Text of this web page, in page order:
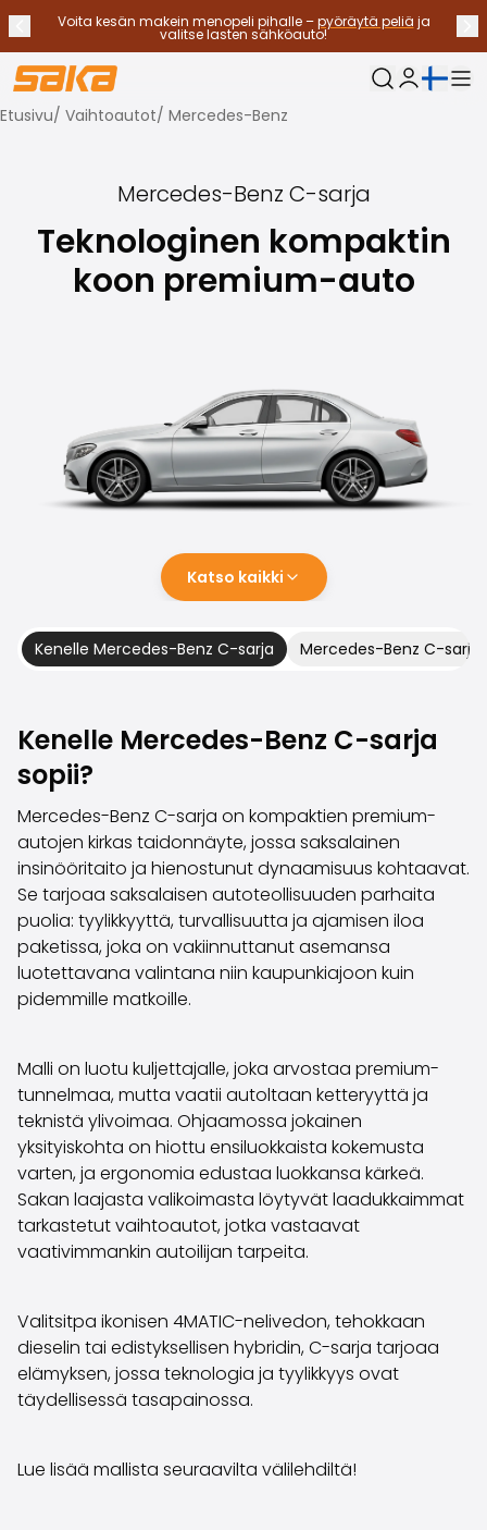
Edellinen ilmoitus
Voita kesän makein menopeli pihalle –pyöräytä peliä ja
valitse lasten sähköauto!
Lopeta ilmoitukset
✕
Oma Saka
Nykyinen
Vaihtoautot
Hybridiautot
Bensiiniautot
Dieselautot
Maasturit ja katumaasturit
Nelivedot
Premium-autot
Perheautot
Farmariautot
Huutokauppa-autot
Edulliset autot
Automerkit
Audi
BMW
Kia
Mercedes-Benz
Polestar
Skoda
Tesla
Toyota
Volkswagen
Volvo
Kaikki automerkit
Myy autosi
Myy yrityksen auto
Artikkeleita auton myyntiin liittyen
Muista nämä kun myyt auton!
Miten säilytän autoni arvon?
Tuotteet ja palvelut
Autoilun lisäpalvelut
SakaVarma
Kotiintoimitus
SakaVarma hyötyajoneuvoille
Varusteet autoosi
Vetokoukut
Auton ostaminen etänä
Saka Select
Etusivu/ Vaihtoautot/ Mercedes-Benz
Mercedes-Benz C-sarja
Teknologinen kompaktin
koon premium-auto
Katso kaikki
Kenelle Mercedes-Benz C-sarja Mercedes-Benz C-
Kenelle Mercedes-Benz C-sarja
sopii?
Mercedes-Benz C-sarja on kompaktien premium-
autojen kirkas taidonnäyte, jossa saksalainen
insinööritaito ja hienostunut dynaamisuus kohtaavat.
Se tarjoaa saksalaisen autoteollisuuden parhaita
puolia: tyylikkyyttä, turvallisuutta ja ajamisen iloa
paketissa, joka on vakiinnuttanut asemansa
luotettavana valintana niin kaupunkiajoon kuin
pidemmille matkoille.
Malli on luotu kuljettajalle, joka arvostaa premium-
tunnelmaa, mutta vaatii autoltaan ketteryyttä ja
teknistä ylivoimaa. Ohjaamossa jokainen
yksityiskohta on hiottu ensiluokkaista kokemusta
varten, ja ergonomia edustaa luokkansa kärkeä.
Sakan laajasta valikoimasta löytyvät laadukkaimmat
tarkastetut vaihtoautot, jotka vastaavat
vaativimmankin autoilijan tarpeita.
Valitsitpa ikonisen 4MATIC-nelivedon, tehokkaan
dieselin tai edistyksellisen hybridin, C-sarja tarjoaa
elämyksen, jossa teknologia ja tyylikkyys ovat
täydellisessä tasapainossa.
Lue lisää mallista seuraavilta välilehdiltä!